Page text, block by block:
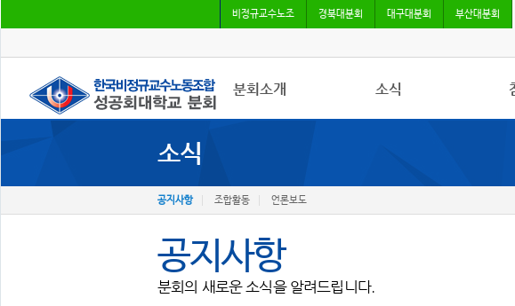
비정규교수노조 경북대분회 대구대분회 부산대분회
분회소개
조합원가입
소식
소식
공지사항 조합활동 언론보도
공지사항
분회의 새로운 소식을 알려드립니다.